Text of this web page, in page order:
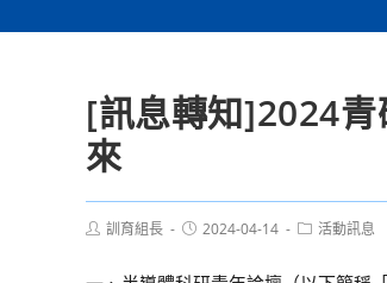
[訊息轉知]2024
來
Post訓育組長
Post2024-04-14
Post活動訊息